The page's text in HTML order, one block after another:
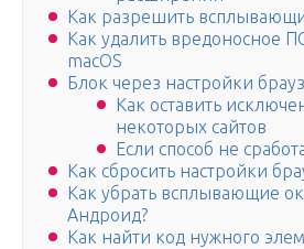
Как разрешить
Как удалить вредоносное
macOS
Блок через настройки
Как оставить
некоторых сайтов
Если способ не
Как сбросить настройки
Как убрать всплывающие
Андроид?
Как найти код нужного